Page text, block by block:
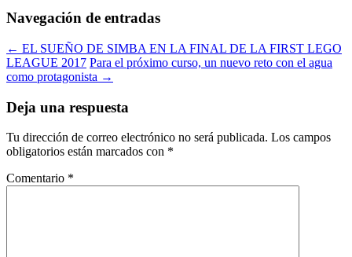
Navegación de entradas
← EL SUEÑO DE SIMBA EN LA FINAL DE LA FIRST LEGO
LEAGUE 2017 Para el próximo curso, un nuevo reto con el agua
como protagonista →
Deja una respuesta
Tu dirección de correo electrónico no será publicada. Los campos
obligatorios están marcados con *
Comentario *